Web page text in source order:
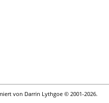
von Darrin Lythgoe © 2001-2026.